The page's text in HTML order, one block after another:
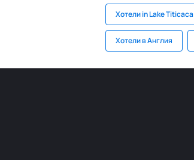
Хотели in Lake Titicaca
Хотели в Англия